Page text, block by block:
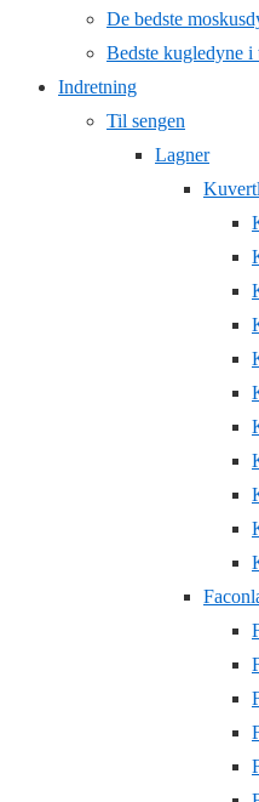
De bedste
Bedste kugledyne i
Indretning
Til sengen
Lagner